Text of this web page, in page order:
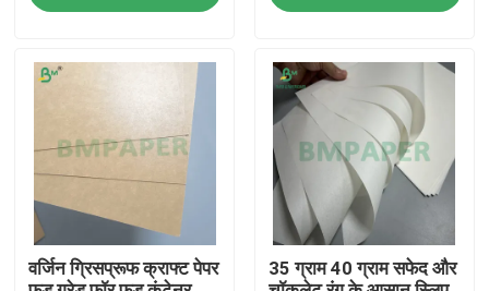
होम
उत्पाद
हमारे बारे में
वर्जिन ग्रिसप्रूफ क्राफ्ट पेपर
35 ग्राम 40 ग्राम सफेद और